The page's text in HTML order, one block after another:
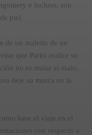
e incluso, son
piel.
de un maletín de un
que Parks realice su
no es matar al malo,
deje su marca en la
base el viaje en el
con respecto a